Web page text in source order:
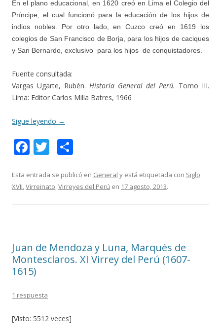
En el plano educacional, en 1620 creó en Lima el Colegio del
Príncipe, el cual funcionó para la educación de los hijos de
indios nobles. Por otro lado, en Cuzco creó en 1619 los
colegios de San Francisco de Borja, para los hijos de caciques
y San Bernardo, exclusivo para los hijos de conquistadores.
Fuente consultada:
Vargas Ugarte, Rubén. Historia General del Perú. Tomo III.
Lima: Editor Carlos Milla Batres, 1966
Sigue leyendo →
F
e
b
k
T
itt
er
m
p
r
Esta entrada se publicó en General y está etiquetada con Siglo
XVII,Virreinato,Virreyes del Perú en 17 agosto, 2013.
Juan de Mendoza y Luna, Marqués de
Montesclaros. XI Virrey del Perú (1607-
1615)
1 respuesta
[Visto: 5512 veces]